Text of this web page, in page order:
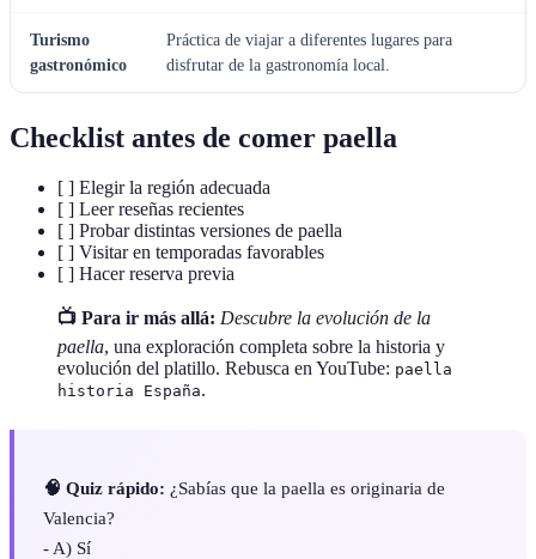
Turismo
gastronómico
Práctica de viajar a diferentes lugares para
disfrutar de la gastronomía local.
Checklist antes de comer paella
[ ] Elegir la región adecuada
[ ] Leer reseñas recientes
[ ] Probar distintas versiones de paella
[ ] Visitar en temporadas favorables
[ ] Hacer reserva previa
📺 Para ir más allá: Descubre la evolución de la
paella, una exploración completa sobre la historia y
evolución del platillo. Rebusca en YouTube: paella
historia España.
🧠 Quiz rápido: ¿Sabías que la paella es originaria de
Valencia?
- A) Sí